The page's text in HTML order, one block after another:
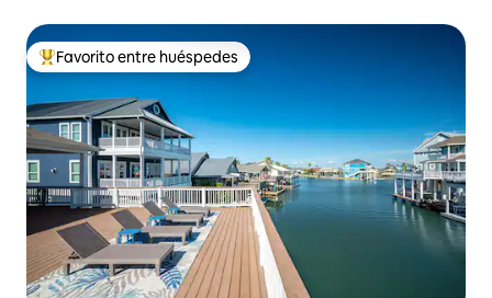
Favorito entre huéspedes preferido
Favorito entre huéspedes